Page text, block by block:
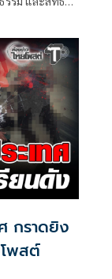
กี่ยวข้องกับการ
กราดยิง
พสต์